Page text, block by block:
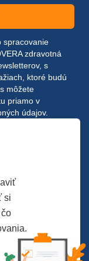
spracovanie
zdravotná
s
ktoré budú
môžete
priamo v
údajov.
si